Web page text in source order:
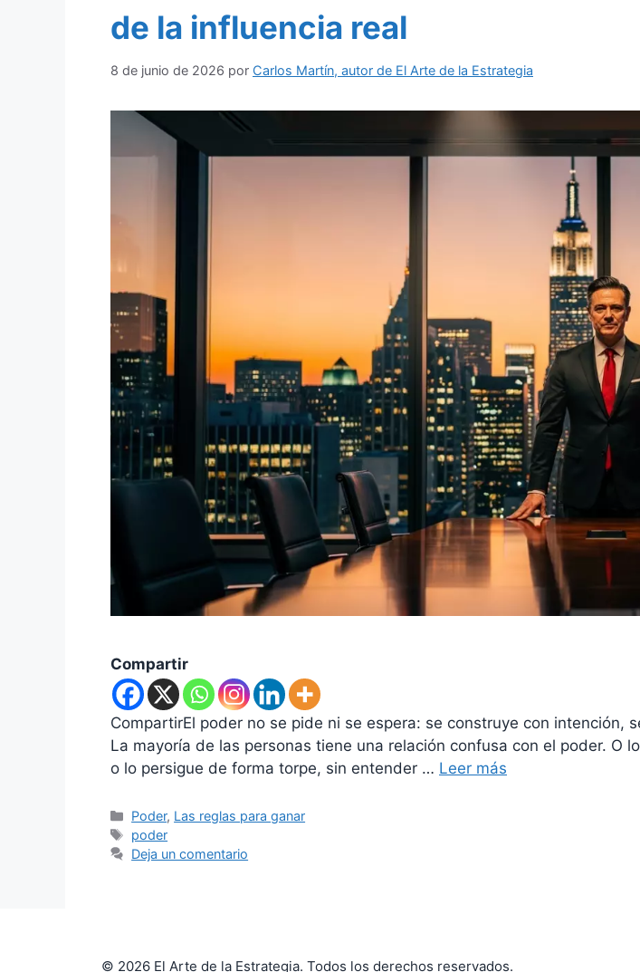
de la influencia real
8 de junio de 2026 por Carlos Martín, autor de El Arte de la Estrategia
Compartir
CompartirEl poder no se pide ni se espera: se construye con
La mayoría de las personas tiene una relación confusa con el poder.
o lo persigue de forma torpe, sin entender … Leer más
Categorías
Poder, Las reglas para ganar
Etiquetas
poder
Deja un comentario
© 2026 El Arte de la Estrategia. Todos los derechos reservados.